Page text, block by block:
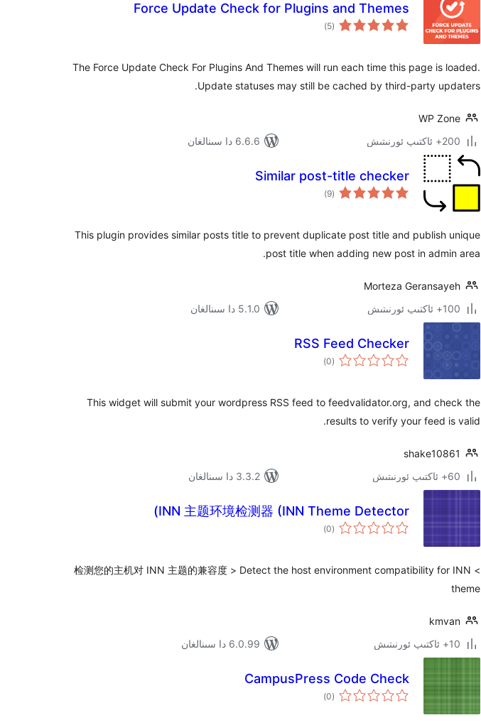
Force Update Check for Plugins and Themes
(5 ئومۇمىي
دەرىجە)
The Force Update Check For Plugins And Themes will run each time this page is loaded.
Update statuses may still be cached by third-party updaters.
WP Zone
200+ ئاكتىپ ئورنىتىش
6.6.6 دا سىنالغان
Similar post-title checker
(9 ئومۇمىي
دەرىجە)
This plugin provides similar posts title to prevent duplicate post title and publish unique
post title when adding new post in admin area.
Morteza Geransayeh
100+ ئاكتىپ ئورنىتىش
5.1.0 دا سىنالغان
RSS Feed Checker
(0 ئومۇمىي
دەرىجە
)
This widget will submit your wordpress RSS feed to feedvalidator.org, and check the
results to verify your feed is valid.
shake10861
60+ ئاكتىپ ئورنىتىش
3.3.2 دا سىنالغان
INN 主题环境检测器 (INN Theme Detector)
(0 ئومۇمىي
دەرىجە
)
> 检测您的主机对 INN 主题的兼容度 > Detect the host environment compatibility for INN
theme
kmvan
10+ ئاكتىپ ئورنىتىش
6.0.99 دا سىنالغان
CampusPress Code Check
(0 ئومۇمىي
دەرىجە
)